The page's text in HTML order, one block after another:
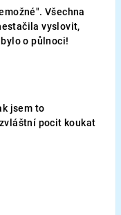
Všechna
vyslovit,
o půlnoci!
5 hvězdiček.
jsem to
pocit koukat
5 hvězdiček.